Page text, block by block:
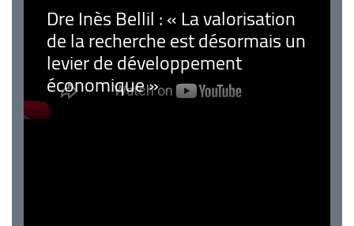
Dre Inès Bellil : « La valorisation
de la recherche est désormais un
levier de développement
économique »